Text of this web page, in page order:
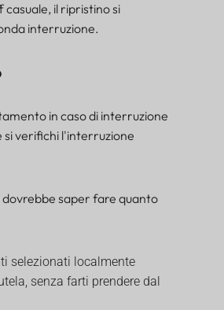
casuale, il ripristino si
interruzione.
in caso di interruzione
si verifichi l'interruzione
dovrebbe saper fare quanto
selezionati localmente
senza farti prendere dal